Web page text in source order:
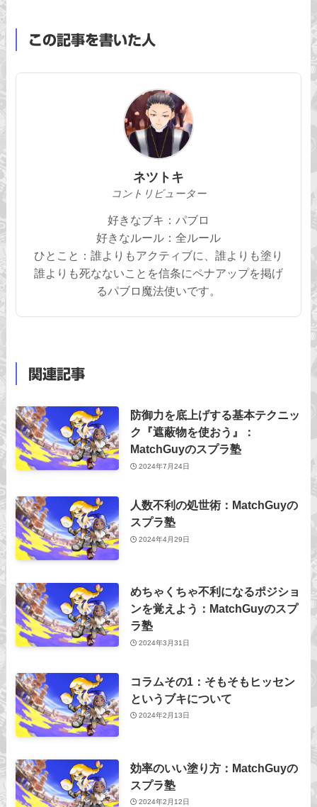
この記事を書いた人
ネツトキ
コントリビューター
好きなブキ：パブロ
好きなルール：全ルール
ひとこと：誰よりもアクティブに、誰よりも塗り
誰よりも死なないことを信条にペナアップを掲げ
るパブロ魔法使いです。
関連記事
防御力を底上げする基本テクニッ
ク『遮蔽物を使おう』：
MatchGuyのスプラ塾
2024年7月24日
人数不利の処世術：MatchGuyの
スプラ塾
2024年4月29日
めちゃくちゃ不利になるポジショ
ンを覚えよう：MatchGuyのスプ
ラ塾
2024年3月31日
コラムその1：そもそもヒッセン
というブキについて
2024年2月13日
効率のいい塗り方：MatchGuyの
スプラ塾
2024年2月12日